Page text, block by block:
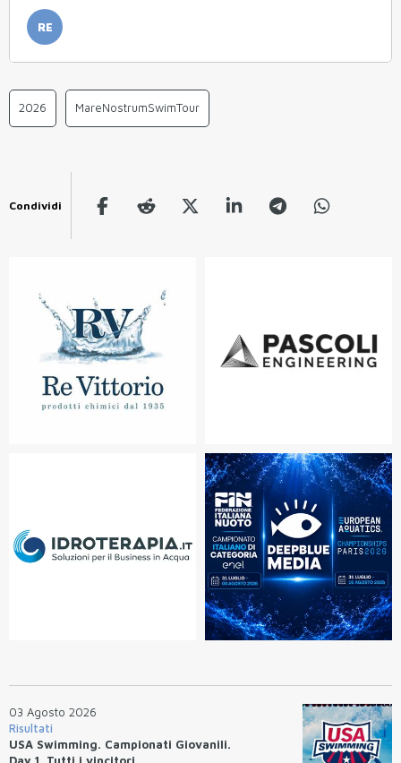
RE
2026 MareNostrumSwimTour
Condividi
03 Agosto 2026
Risultati
USA Swimming. Campionati Giovanili.